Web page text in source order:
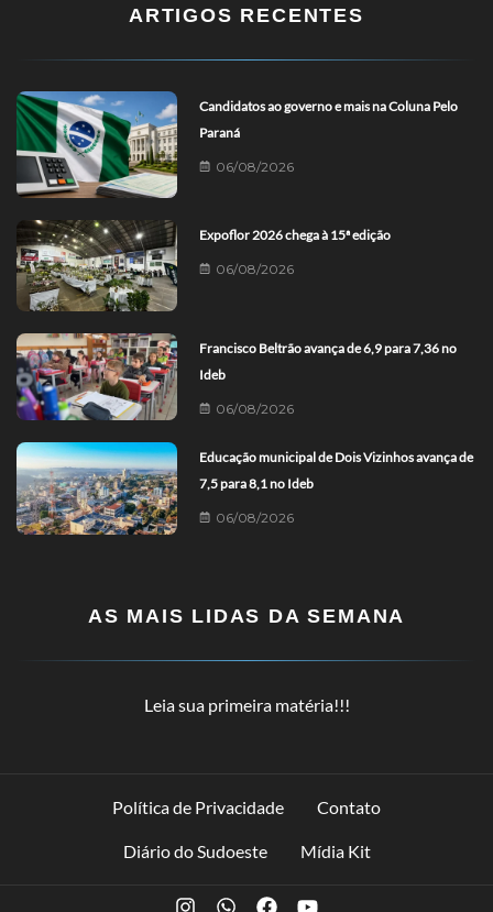
ARTIGOS RECENTES
Candidatos ao governo e mais na Coluna Pelo
Paraná
06/08/2026
Expoflor 2026 chega à 15ª edição
06/08/2026
Francisco Beltrão avança de 6,9 para 7,36 no
Ideb
06/08/2026
Educação municipal de Dois Vizinhos avança de
7,5 para 8,1 no Ideb
06/08/2026
AS MAIS LIDAS DA SEMANA
Leia sua primeira matéria!!!
Política de Privacidade Contato
Diário do Sudoeste Mídia Kit